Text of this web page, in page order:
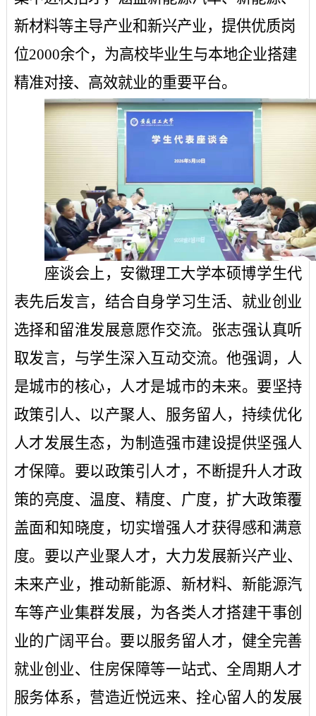
新材料等主导产业和新兴产业，提供优质岗
位2000余个，为高校毕业生与本地企业搭建
精准对接、高效就业的重要平台。
座谈会上，安徽理工大学本硕博学生代
表先后发言，结合自身学习生活、就业创业
选择和留淮发展意愿作交流。张志强认真听
取发言，与学生深入互动交流。他强调 ，人
是城市的核心，人才是城市的未来。要坚持
政策引人、以产聚人、服务留人，持续优化
人才发展生态，为制造强市建设提供坚强人
才保障。要以政策引人才，不断提升人才政
策的亮度、温度、精度、广度，扩大政策覆
盖面和知晓度，切实增强人才获得感和满意
度。要以产业聚人才，大力发展新兴产业、
未来产业，推动新能源、新材料、新能源汽
车等产业集群发展，为各类人才搭建干事创
业的广阔平台。要以服务留人才，健全完善
就业创业、住房保障等一站式、全周期人才
服务体系，营造近悦远来、拴心留人的发展